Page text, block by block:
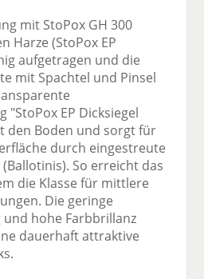
mit StoPox GH 300
Harze (StoPox EP
aufgetragen und die
mit Spachtel und Pinsel
"StoPox EP Dicksiegel
den Boden und sorgt für
durch eingestreute
So erreicht das
die Klasse für mittlere
Die geringe
hohe Farbbrillanz
dauerhaft attraktive